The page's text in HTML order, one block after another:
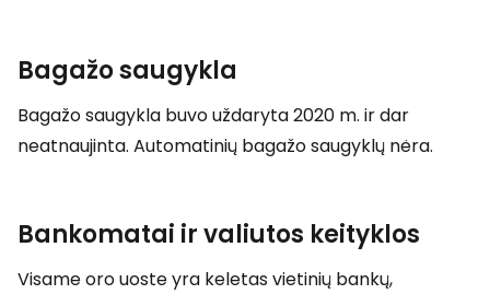
Bagažo saugykla
Bagažo saugykla buvo uždaryta 2020 m. ir dar
neatnaujinta. Automatinių bagažo saugyklų nėra.
Bankomatai ir valiutos keityklos
Visame oro uoste yra keletas vietinių bankų,